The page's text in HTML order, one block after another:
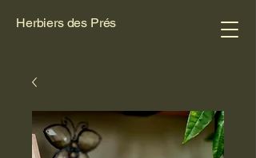
Herbiers des Prés